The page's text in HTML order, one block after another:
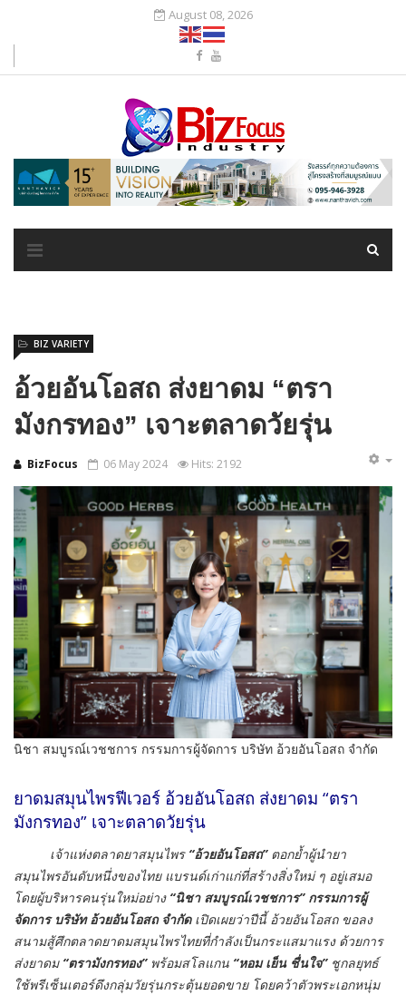
August 08, 2026
อ้วยอันโอสถ ส่งยาดม “ตรา
มังกรทอง” เจาะตลาดวัยรุ่น
BizFocus
BIZ VARIETY
06 May 2024 Hits: 2192
นิชา สมบูรณ์เวชชการ กรรมการผู้จัดการ บริษัท อ้วยอันโอสถ จำกัด
ยาดมสมุนไพรฟีเวอร์ อ้วยอันโอสถ ส่งยาดม “ตรา
มังกรทอง” เจาะตลาดวัยรุ่น
เจ้าแห่งตลาดยาสมุนไพร “อ้วยอันโอสถ”ตอกย้ำผู้นำยา
สมุนไพรอันดับหนึ่งของไทย แบรนด์เก่าแก่ที่สร้างสิ่งใหม่ ๆ อยู่เสมอ
โดยผู้บริหารคนรุ่นใหม่อย่าง “นิชา สมบูรณ์เวชชการ” กรรมการผู้
จัดการ บริษัท อ้วยอันโอสถ จำกัดเปิดเผยว่าปีนี้ อ้วยอันโอสถ ขอลง
สนามสู้ศึกตลาดยาดมสมุนไพรไทยที่กำลังเป็นกระแสมาแรง ด้วยการ
ส่งยาดม “ตรามังกรทอง”พร้อมสโลแกน “หอม เย็น ชื่นใจ”ชูกลยุทธ์
ใช้พรีเซ็นเตอร์ดึงกลุ่มวัยรุ่นกระตุ้นยอดขาย โดยคว้าตัวพระเอกหนุ่ม